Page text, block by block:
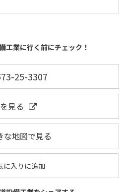
工業に行く前にチェック！
25-3307
見る
な地図で見る
に入りに追加